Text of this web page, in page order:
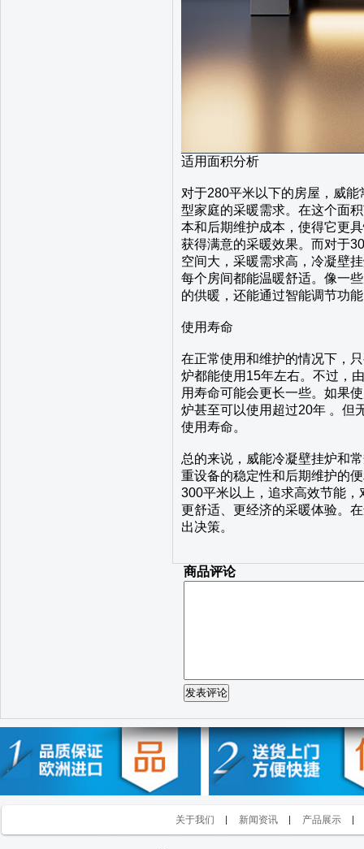
适用面积分析
对于280平米以下的房屋，威
型家庭的采暖需求。在这个面
本和后期维护成本，使得它更
获得满意的采暖效果。而对于
空间大，采暖需求高，冷凝壁
每个房间都能温暖舒适。像一
的供暖，还能通过智能调节功
使用寿命
在正常使用和维护的情况下，
炉都能使用15年左右。不过，
用寿命可能会更长一些。如果
炉甚至可以使用超过20年 。但
使用寿命。
总的来说，威能冷凝壁挂炉和
重设备的稳定性和后期维护的
300平米以上，追求高效节能
更舒适、更经济的采暖体验。
出决策。
商品评论
发表评论
关于我们 新闻资讯 产品展示